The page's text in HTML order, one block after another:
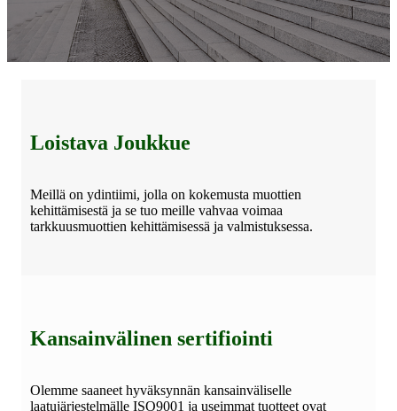
Loistava Joukkue
Meillä on ydintiimi, jolla on kokemusta muottien
kehittämisestä ja se tuo meille vahvaa voimaa
tarkkuusmuottien kehittämisessä ja valmistuksessa.
Kansainvälinen sertifiointi
Olemme saaneet hyväksynnän kansainväliselle
laatujärjestelmälle ISO9001 ja useimmat tuotteet ovat